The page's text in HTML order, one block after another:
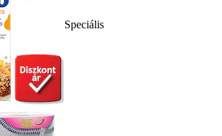
Speciális